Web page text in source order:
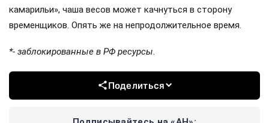
камарильи», чаша весов может качнуться в сторону
временщиков. Опять же на непродолжительное время.
*- заблокированные в РФ ресурсы.
Поделиться